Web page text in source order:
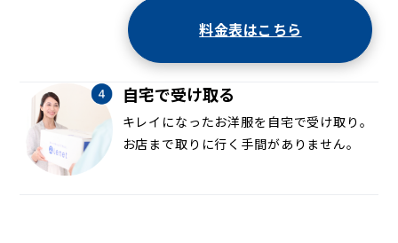
料金表はこちら
自宅で受け取る
キレイになったお洋服を自宅で受け取り。
お店まで取りに行く手間がありません。